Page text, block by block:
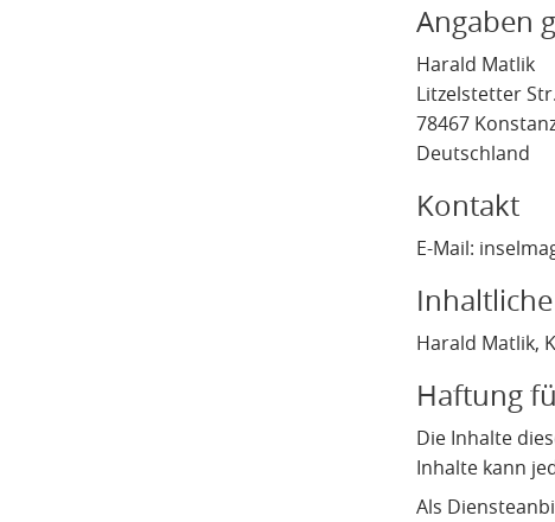
Angaben
Harald Matlik
Litzelstetter
78467
Deutschland
Kontakt
E-Mail:
Harald Matlik,
Haftung
Die Inhalte
Inhalte kann
Als